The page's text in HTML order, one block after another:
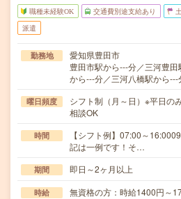
職種未経験OK 交通費別途支給あり
派遣
勤務地
愛知県豊田市
豊田市駅から---分／三河豊
から---分／三河八橋駅から
曜日頻度
シフト制（月～日）※平日の
相談OK
時間
【シフト例】07:00～
記は一例です！そ…
期間 即日～2ヶ月以上
時給
無資格の方：時給1400円～